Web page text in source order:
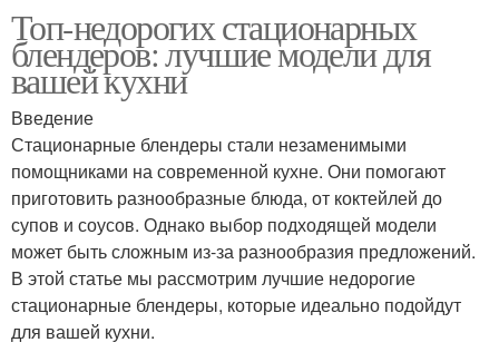
Топ-недорогих стационарных
блендеров: лучшие модели для
вашей кухни
Введение
Стационарные блендеры стали незаменимыми
помощниками на современной кухне. Они помогают
приготовить разнообразные блюда, от коктейлей до
супов и соусов. Однако выбор подходящей модели
может быть сложным из-за разнообразия предложений.
В этой статье мы рассмотрим лучшие недорогие
стационарные блендеры, которые идеально подойдут
для вашей кухни.